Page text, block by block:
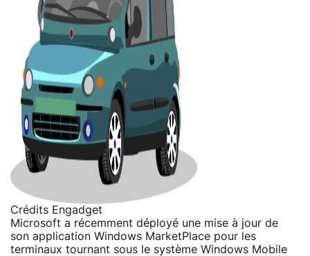
Crédits Engadget
Microsoft a récemment déployé une mise à jour de
son application Windows MarketPlace pour les
terminaux tournant sous le système Windows Mobile